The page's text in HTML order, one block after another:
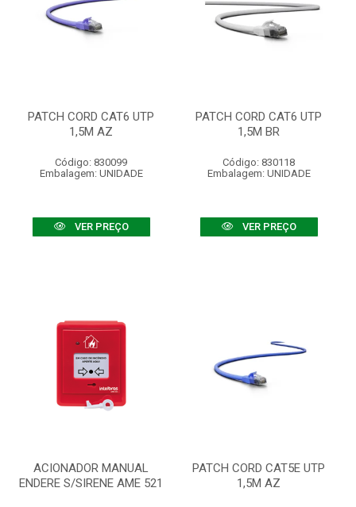
PATCH CORD CAT6 UTP
1,5M AZ
Código: 830099
Embalagem: UNIDADE
VER PREÇO
PATCH CORD CAT6 UTP
1,5M BR
Código: 830118
Embalagem: UNIDADE
VER PREÇO
ACIONADOR MANUAL
ENDERE S/SIRENE AME 521
PATCH CORD CAT5E UTP
1,5M AZ